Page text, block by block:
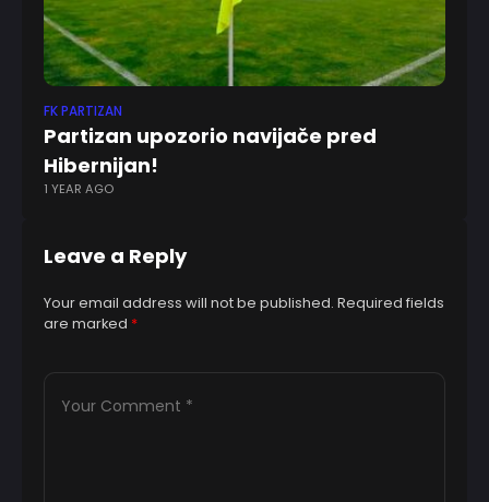
FK PARTIZAN
Partizan upozorio navijače pred
Hibernijan!
1 YEAR AGO
Leave a Reply
Your email address will not be published. Required fields
are marked *